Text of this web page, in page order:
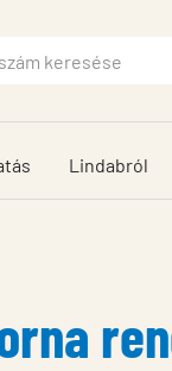
Lindabról